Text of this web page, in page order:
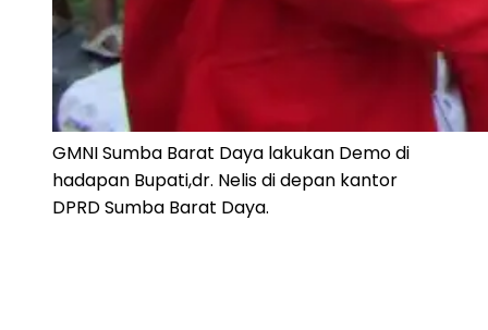
GMNI Sumba Barat Daya lakukan Demo di
hadapan Bupati,dr. Nelis di depan kantor
DPRD Sumba Barat Daya.